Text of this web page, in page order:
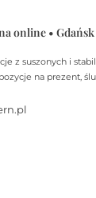
online • Gdańsk
z suszonych i
na prezent,